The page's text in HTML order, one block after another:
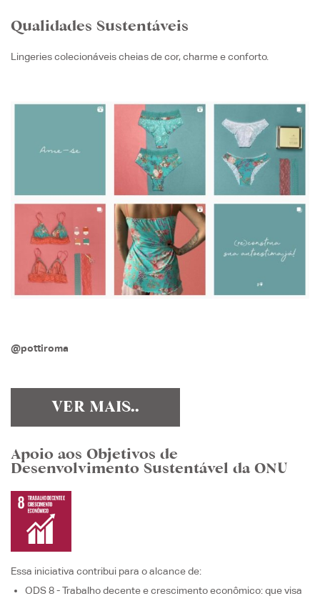
Qualidades Sustentáveis
Lingeries colecionáveis cheias de cor, charme e conforto.
@pottiroma
VER MAIS..
Apoio aos Objetivos de
Desenvolvimento Sustentável da ONU
Essa iniciativa contribui para o alcance de:
ODS 8 - Trabalho decente e crescimento econômico: que visa